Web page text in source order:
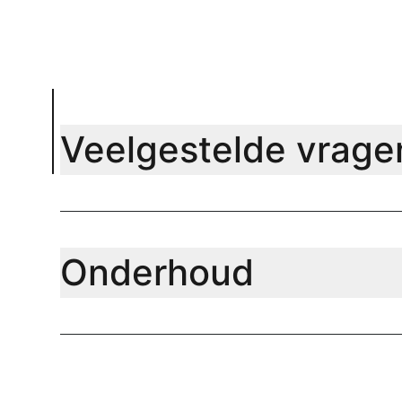
Veelgestelde
Onderhoud